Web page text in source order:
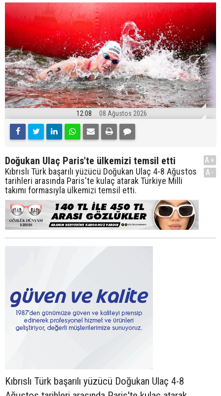
12:08 08 Ağustos 2026
Doğukan Ulaç Paris'te ülkemizi temsil etti
Kıbrıslı Türk başarılı yüzücü Doğukan Ulaç 4-8 Ağustos
tarihleri arasında Paris'te kulaç atarak Türkiye Milli
takımı formasıyla ülkemizi temsil etti.
A+
A-
Kıbrıslı Türk başarılı yüzücü Doğukan Ulaç 4-8